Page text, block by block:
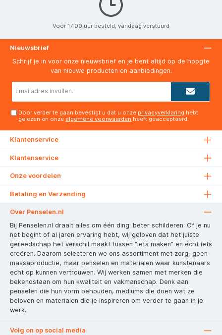
Voor 17:00 uur besteld, vandaag verstuurd
Nieuwsbrief
Schrijf je in voor onze nieuwsbrief en je bent altijd op de hoogte
van nieuwe producten en aanbiedingen.
Door verder te gaan bevestigt u dat u onze privacyverklaring hebt
gelezen en onze algemene voorwaarden heeft geaccepteerd.
Klantenservice
Klantenservice
Onze voordelen
Betaling en Verzending
Over Penselen.nl
Bij Penselen.nl draait alles om één ding: beter schilderen. Of je nu
net begint of al jaren ervaring hebt, wij geloven dat het juiste
gereedschap het verschil maakt tussen “iets maken” en écht iets
creëren. Daarom selecteren we ons assortiment met zorg, geen
massaproductie, maar penselen en materialen waar kunstenaars
echt op kunnen vertrouwen. Wij werken samen met merken die
bekendstaan om hun kwaliteit en vakmanschap. Denk aan
penselen die hun vorm behouden, mediums die doen wat ze
beloven en materialen die je inspireren om verder te gaan in je
werk.
Volg on op social media